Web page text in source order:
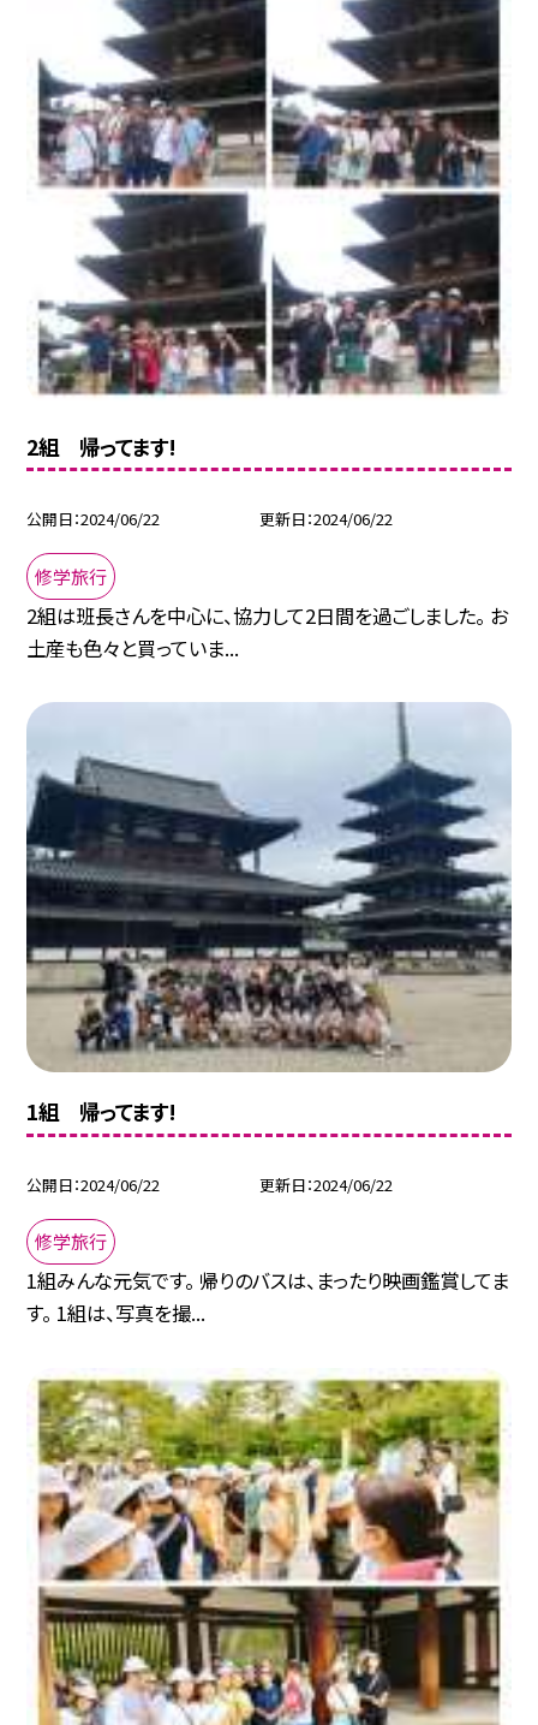
2組 帰ってます!
公開日 2024/06/22 更新日 2024/06/22
修学旅行
2組は班長さんを中心に、協力して2日間を過ごしました。 お
土産も色々と買っていま...
1組 帰ってます!
公開日 2024/06/22 更新日 2024/06/22
修学旅行
1組みんな元気です。 帰りのバスは、まったり映画鑑賞してま
す。 1組は、写真を撮...